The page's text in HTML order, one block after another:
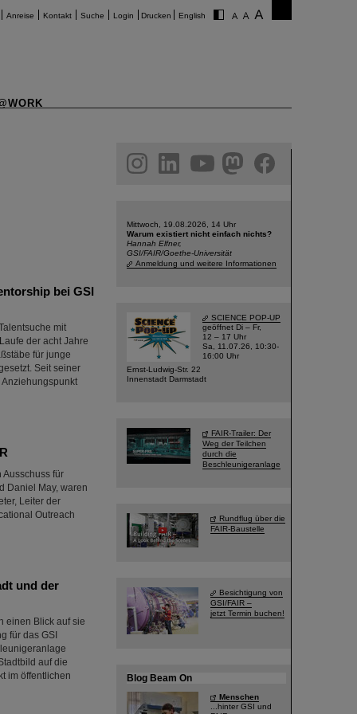
Anreise Kontakt Suche Login Drucken English
bei GSI
mit
der acht Jahre
für junge
Seit seiner
für
Daniel May, waren
Leiter der
Outreach
und der
einen Blick auf sie
für das GSI
auf die
im öffentlichen
facebook
Mittwoch, 19.08.2026, 14 Uhr
Warum existiert nicht einfach nichts?
Hannah Elfner,
GSI/FAIR/Goethe-Universität
Anmeldung und weitere Informationen
SCIENCE POP-UP
geöffnet Di – Fr,
12 – 17 Uhr
Sa, 11.07.26, 10:30-
16:00 Uhr
Ernst-Ludwig-Str. 22
Innenstadt Darmstadt
FAIR-Trailer: Der
Weg der Teilchen
durch die
Beschleunigeranlage
Rundflug über die
FAIR-Baustelle
Besichtigung von
GSI/FAIR –
jetzt Termin buchen!
Blog Beam On
Menschen
...hinter GSI und